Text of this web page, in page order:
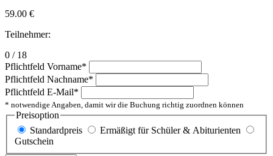
59.00 €
Teilnehmer:
0 / 18
Pflichtfeld Vorname*
Pflichtfeld Nachname*
Pflichtfeld E-Mail*
* notwendige Angaben, damit wir die Buchung richtig zuordnen können
Preisoption
Standardpreis
Ermäßigt für Schüler & Abiturienten
Gutschein